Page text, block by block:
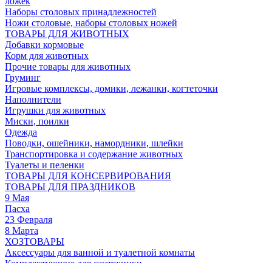
Наборы столовых принадлежностей
Ножи столовые, наборы столовых ножей
ТОВАРЫ ДЛЯ ЖИВОТНЫХ
Добавки кормовые
Корм для животных
Прочие товары для животных
Груминг
Игровые комплексы, домики, лежанки, когтеточки
Наполнители
Игрушки для животных
Миски, поилки
Одежда
Поводки, ошейники, намордники, шлейки
Транспортировка и содержание животных
Туалеты и пеленки
ТОВАРЫ ДЛЯ КОНСЕРВИРОВАНИЯ
ТОВАРЫ ДЛЯ ПРАЗДНИКОВ
9 Мая
Пасха
23 Февраля
8 Марта
ХОЗТОВАРЫ
Аксессуары для ванной и туалетной комнаты